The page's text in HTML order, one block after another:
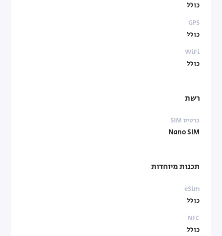
כולל
GPS
כולל
WiFi
כולל
רשת
כרטיס SIM
Nano SIM
תכנות מיוחדות
eSim
כולל
NFC
כולל